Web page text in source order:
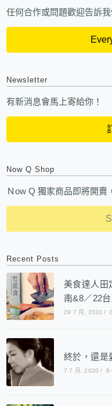
任何合作或問題歡迎告訴我
Newsletter
有新消息會馬上寄給你！
Now Q Shop
Ｎow Q 獨家商品即將開賣
Recent Posts
美食達人田
南&8／22
29 7 月, 2020 /
終於，還是
7 7 月, 2020 / 0